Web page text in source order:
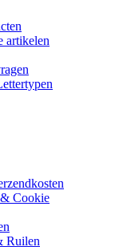
artikelen
Cookie
Ruilen